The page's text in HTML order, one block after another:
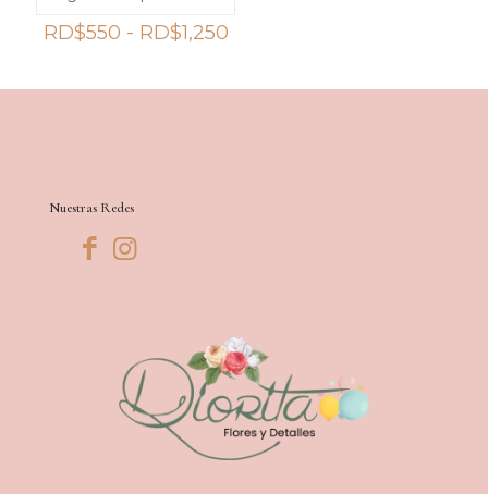
RD$550 - RD$1,250Rango
desde
Nuestras Redes